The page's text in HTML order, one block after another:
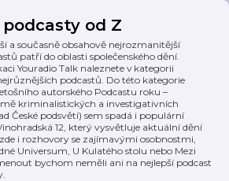
od Z
a současně obsahově nejrozmanitější
patří do oblasti společenského dění.
Youradio Talk naleznete v kategorii
podcastů. Do této kategorie
autorského Podcastu roku –
kriminalistických a investigativních
České podsvětí) sem spadá i populární
12, který vysvětluje aktuální dění
i rozhovory se zajímavými osobnostmi,
Universum, U Kulatého stolu nebo Mezi
bychom neměli ani na nejlepší podcast